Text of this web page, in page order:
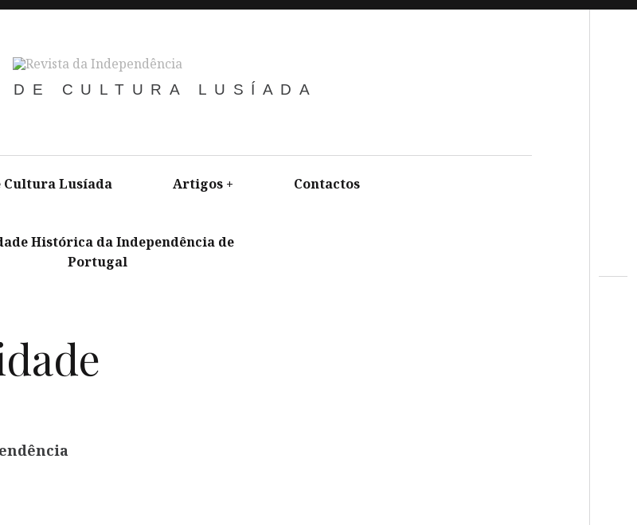
DE CULTURA LUSÍADA
Cultura Lusíada Artigos + Contactos
Histórica da Independência de
Portugal